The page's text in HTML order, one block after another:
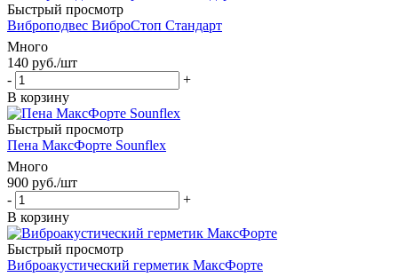
Быстрый просмотр
Виброподвес ВиброСтоп Стандарт
Много
140 руб./шт
-
+
В корзину
Быстрый просмотр
Пена МаксФорте Sounflex
Много
900 руб./шт
-
+
В корзину
Быстрый просмотр
Виброакустический герметик МаксФорте